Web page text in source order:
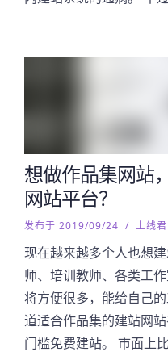
想做作品集网站
网站平台？
发布于 2019/09/24 / 上线君
现在越来越多个人也想
师、培训教师、各类工
将方便很多，能给自己
道适合作品集的建站网
门槛免费建站。 市面上